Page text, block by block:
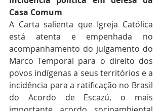
Casa Comum
A Carta salienta que Igreja Católica
está atenta e empenhada no
acompanhamento do julgamento do
Marco Temporal para o direito dos
povos indígenas a seus territórios e a
incidência para a ratificação no Brasil
do Acordo de Escazú, o mais